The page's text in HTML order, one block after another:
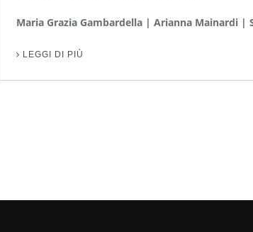
Maria Grazia Gambardella | Arianna Mainardi |
LEGGI DI PIÙ